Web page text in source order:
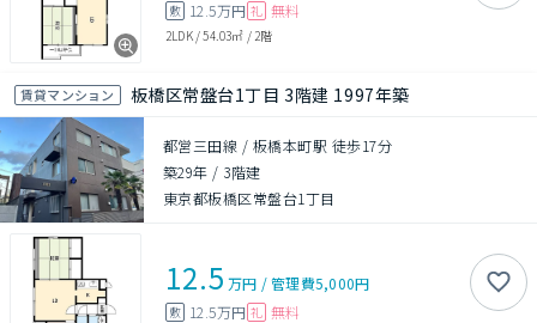
敷 12.5万円 礼 無料
2LDK/54.03㎡ / 2階
賃貸マンション 板橋区常盤台1丁目 3階建 1997年築
都営三田線 / 板橋本町駅 徒歩17分
築29年 / 3階建
東京都板橋区常盤台1丁目
12.5 万円 /管理費5,000円
敷 12.5万円 礼 無料